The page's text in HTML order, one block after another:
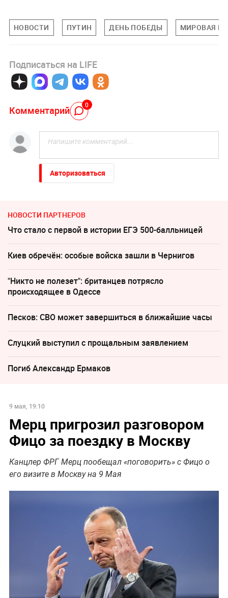
НОВОСТИ ПУТИН ДЕНЬ ПОБЕДЫ МИРОВАЯ
Подписаться на LIFE
Комментарий 0
Авторизоваться
НОВОСТИ ПАРТНЕРОВ
Что стало с первой в истории ЕГЭ 500-балльницей
Киев обречён: особые войска зашли в Чернигов
"Никто не полезет": британцев потрясло
происходящее в Одессе
Песков: СВО может завершиться в ближайшие часы
Слуцкий выступил с прощальным заявлением
Погиб Александр Ермаков
9 мая, 19:10
Мерц пригрозил разговором
Фицо за поездку в Москву
Канцлер ФРГ Мерц пообещал «поговорить» с Фицо о
его визите в Москву на 9 Мая